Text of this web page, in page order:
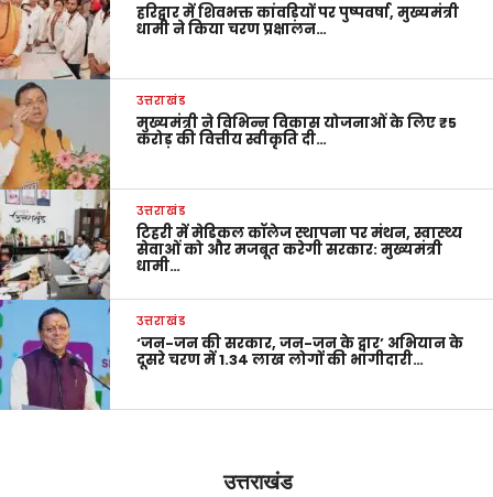
हरिद्वार में शिवभक्त कांवड़ियों पर पुष्पवर्षा, मुख्यमंत्री
धामी ने किया चरण प्रक्षालन…
उत्तराखंड
मुख्यमंत्री ने विभिन्न विकास योजनाओं के लिए ₹5
करोड़ की वित्तीय स्वीकृति दी…
उत्तराखंड
टिहरी में मेडिकल कॉलेज स्थापना पर मंथन, स्वास्थ्य
सेवाओं को और मजबूत करेगी सरकार: मुख्यमंत्री
धामी…
उत्तराखंड
‘जन-जन की सरकार, जन-जन के द्वार’ अभियान के
दूसरे चरण में 1.34 लाख लोगों की भागीदारी…
उत्तराखंड